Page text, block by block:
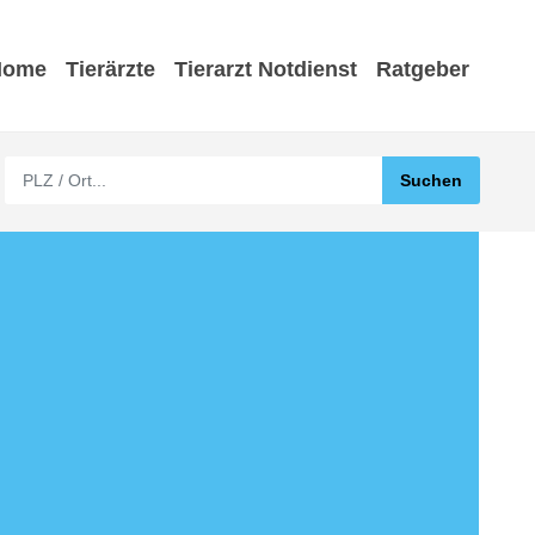
Tierärzte Tierarzt Notdienst Ratgeber